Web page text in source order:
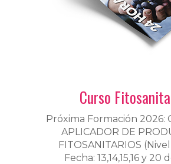
Curso
Próxima Formación 2026:
APLICADOR DE
FITOSANITARIOS
Fecha: 13,14,15,16 y 20